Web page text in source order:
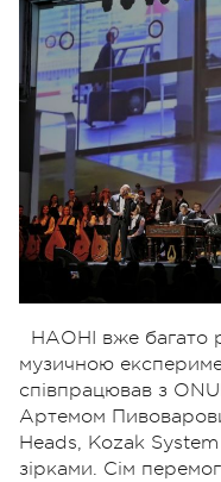
НАОНІ вже багато
музичною
співпрацював з
Артемом
Heads, Kozak
зірками. Сім